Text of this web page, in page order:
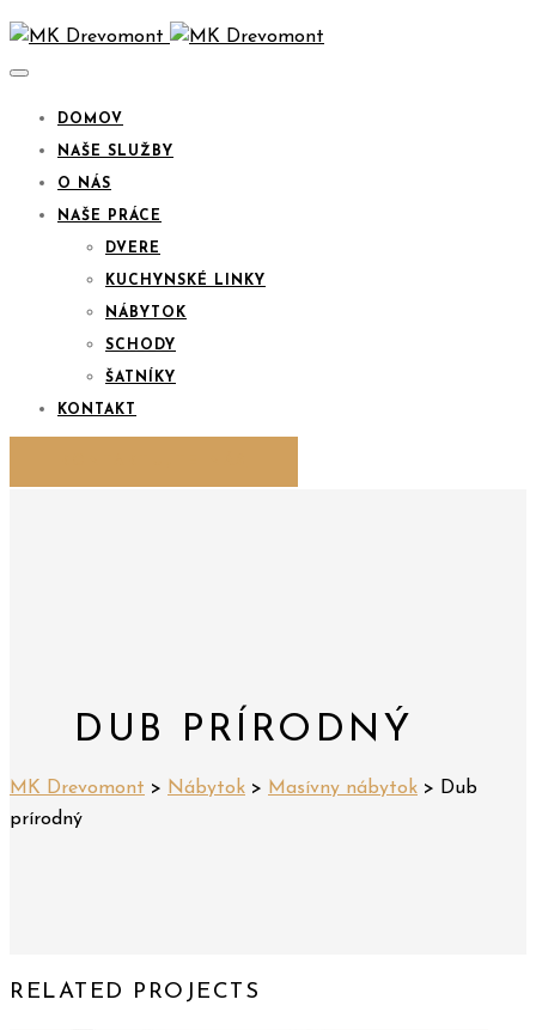
DOMOV
NAŠE SLUŽBY
O NÁS
NAŠE PRÁCE
DVERE
KUCHYNSKÉ LINKY
NÁBYTOK
SCHODY
ŠATNÍKY
KONTAKT
DUB PRÍRODNÝ
MK Drevomont > Nábytok > Masívny nábytok > Dub
prírodný
RELATED PROJECTS